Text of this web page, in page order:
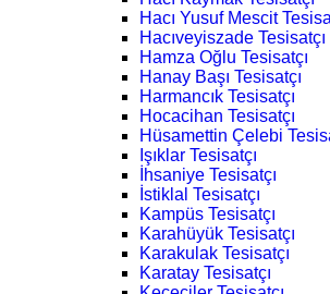
Hacı Yusuf Mescit
Hacıveyiszade Tesisatçı
Hamza Oğlu Tesisatçı
Hanay Başı Tesisatçı
Harmancık Tesisatçı
Hocacihan Tesisatçı
Hüsamettin Çelebi
Işıklar Tesisatçı
İhsaniye Tesisatçı
İstiklal Tesisatçı
Kampüs Tesisatçı
Karahüyük Tesisatçı
Karakulak Tesisatçı
Karatay Tesisatçı